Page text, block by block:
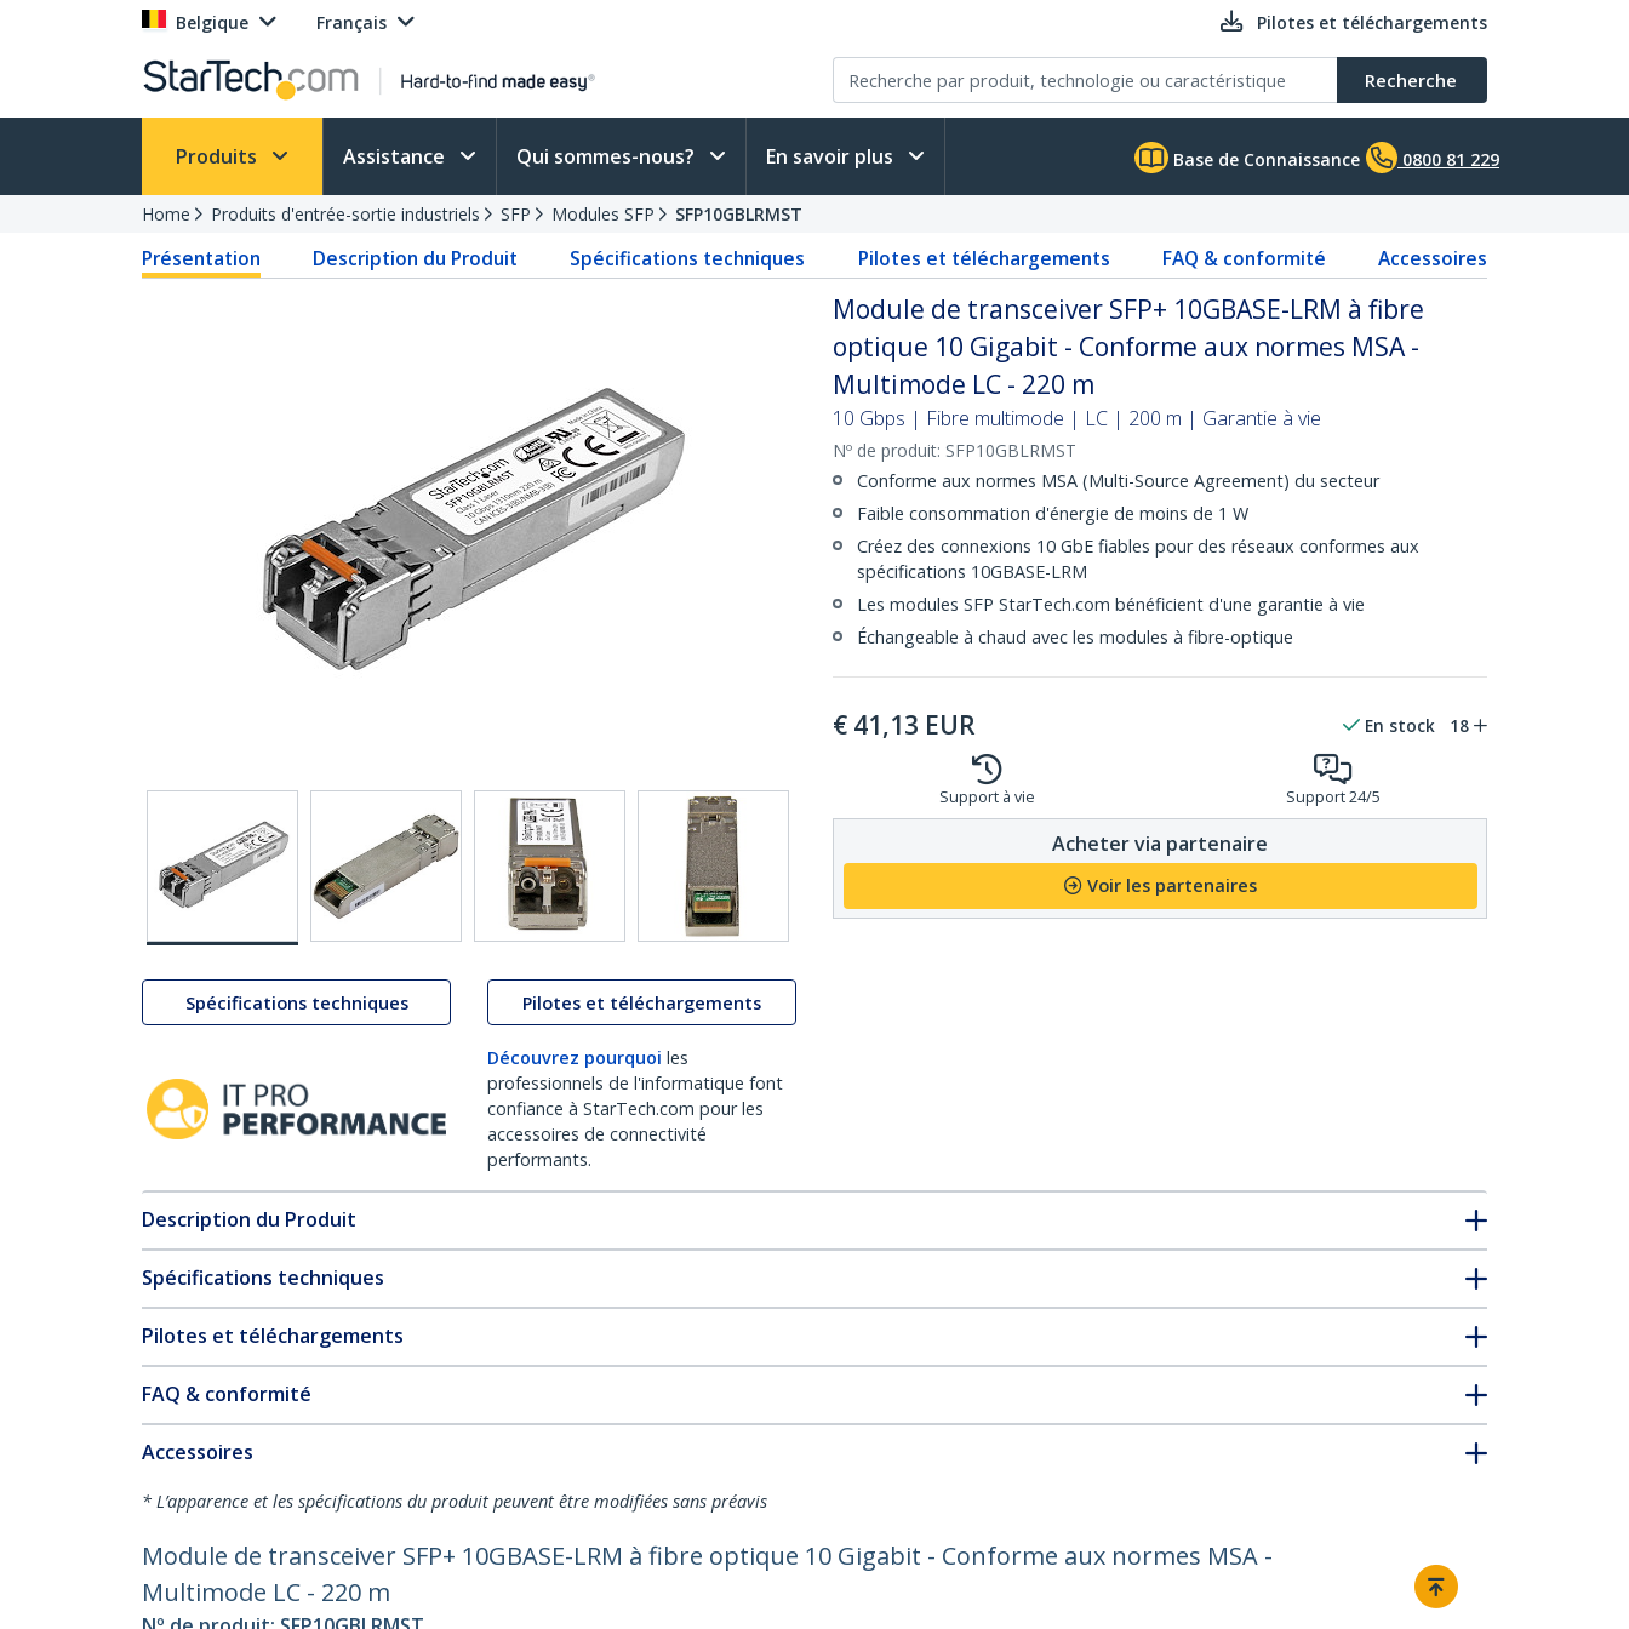
Belgique Français Pilotes et téléchargements
Recherche
Produits Assistance Qui sommes-nous? En savoir plus Base de Connaissance 0800 81 229
Home Produits d'entrée-sortie industriels SFP Modules SFP SFP10GBLRMST
Présentation Description du Produit Spécifications techniques Pilotes et téléchargements FAQ & conformité Accessoires
Spécifications techniques Pilotes et téléchargements
Découvrez pourquoi les
professionnels de l'informatique font
confiance à StarTech.com pour les
accessoires de connectivité
performants.
Module de transceiver SFP+ 10GBASE-LRM à fibre
optique 10 Gigabit - Conforme aux normes MSA -
Multimode LC - 220 m
10 Gbps | Fibre multimode | LC | 200 m | Garantie à vie
Nº de produit: SFP10GBLRMST
Conforme aux normes MSA (Multi-Source Agreement) du secteur
Faible consommation d'énergie de moins de 1 W
Créez des connexions 10 GbE fiables pour des réseaux conformes aux
spécifications 10GBASE-LRM
Les modules SFP StarTech.com bénéficient d'une garantie à vie
Échangeable à chaud avec les modules à fibre-optique
€ 41,13 EUR En stock 18
Support à vie Support 24/5
Acheter via partenaire
Voir les partenaires
Description du Produit
Spécifications techniques
Pilotes et téléchargements
FAQ & conformité
Accessoires
* L’apparence et les spécifications du produit peuvent être modifiées sans préavis
Module de transceiver SFP+ 10GBASE-LRM à fibre optique 10 Gigabit - Conforme aux normes MSA -
Multimode LC - 220 m